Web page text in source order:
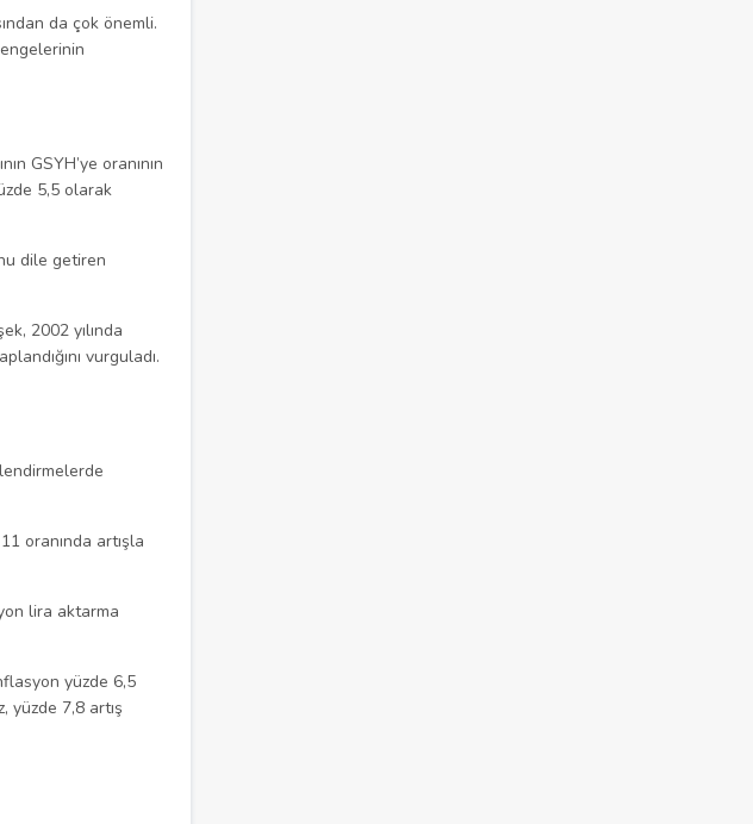
da çok önemli.
GSYH’ye oranının
5,5 olarak
dile getiren
2002 yılında
vurguladı.
oranında artışla
lira aktarma
yüzde 6,5
yüzde 7,8 artış